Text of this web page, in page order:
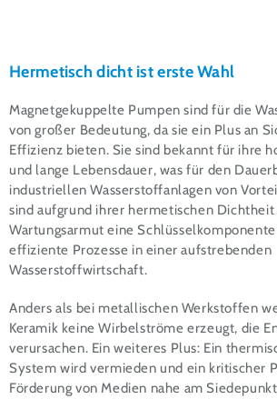
Hermetisch dicht ist erste Wahl
Magnetgekuppelte Pumpen sind für die
von großer Bedeutung, da sie ein Plus an
Effizienz bieten. Sie sind bekannt für ihre
und lange Lebensdauer, was für den
industriellen Wasserstoffanlagen von
sind aufgrund ihrer hermetischen
Wartungsarmut eine
effiziente Prozesse in einer aufstrebenden
Wasserstoffwirtschaft.
Anders als bei metallischen Werkstoffen
Keramik keine Wirbelströme erzeugt, die
verursachen. Ein weiteres Plus: Ein
System wird vermieden und ein kritischer
Förderung von Medien nahe am